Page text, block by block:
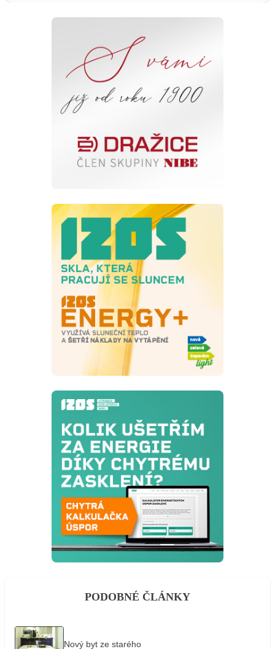
PODOBNÉ ČLÁNKY
Nový byt ze starého